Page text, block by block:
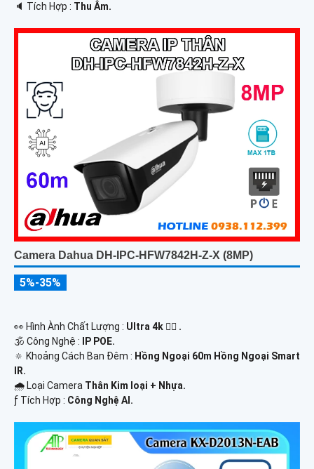
️🔈 Tích Hợp : Thu Âm.
Camera Dahua DH-IPC-HFW7842H-Z-X (8MP)
5%-35%
️👀 Hình Ành Chất Lượng : Ultra 4k 👍🏾 .
🕉️ Công Nghệ :
IP POE.
🔅 Khoảng Cách Ban Đêm : Hồng Ngoại 60m Hồng Ngoại Smart
IR.
🌧️ Loại Camera Thân Kim loại + Nhựa.
️ƒ Tích Hợp : Công Nghệ AI.